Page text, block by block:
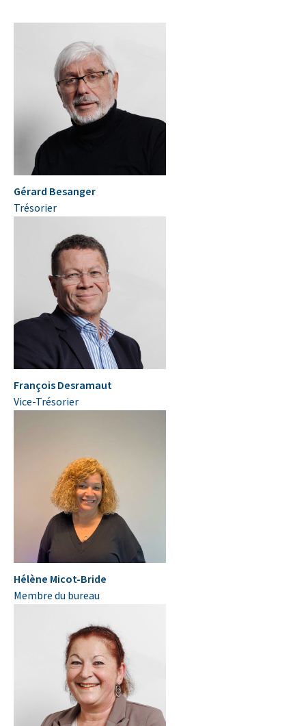
Gérard Besanger
Trésorier
François Desramaut
Vice-Trésorier
Hélène Micot-Bride
Membre du bureau